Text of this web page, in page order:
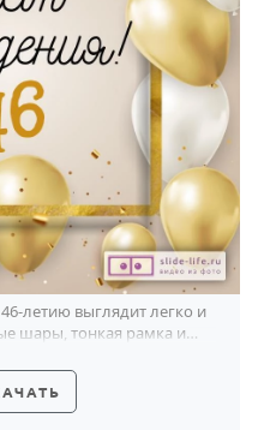
летию выглядит легко и
шары, тонкая рамка и